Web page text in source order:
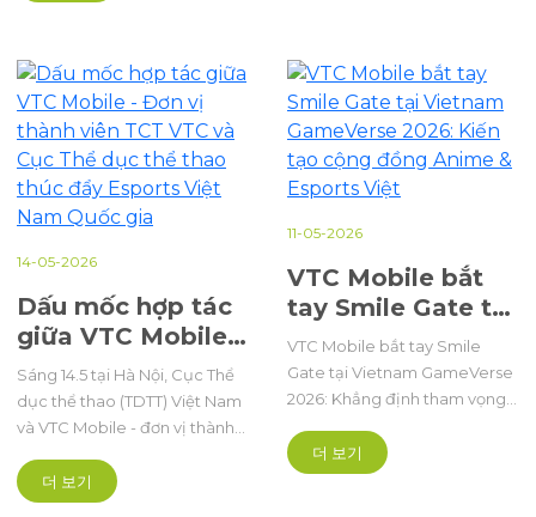
vững
tử quy mô quốc gia và khu
tổ chức bài bản hoành tráng
mở ra kỷ nguyên mới theo
hướng chuyên nghiệp hóa sâu
sắc.
Nam.
14-05-2026
Dấu mốc hợp tác
giữa VTC Mobile -
Đơn vị thành viên
TCT VTC và Cục
Thể dục thể thao
thúc đẩy Esports
Việt Nam Quốc
Sáng 14.5 tại Hà Nội, Cục Thể
dục thể thao (TDTT) Việt Nam
và VTC Mobile - đơn vị thành
ký kết Chiến lược hợp tác
phát triển thể thao điện tử
더 보기
11-05-2026
VTC Mobile bắt
tay Smile Gate tại
Vietnam
GameVerse 2026:
Kiến tạo cộng
đồng Anime &
Esports Việt
VTC Mobile bắt tay Smile
Gate tại Vietnam GameVerse
2026: Khẳng định tham vọng
và cộng đồng Anime hàng
đầu Việt Nam.
더 보기